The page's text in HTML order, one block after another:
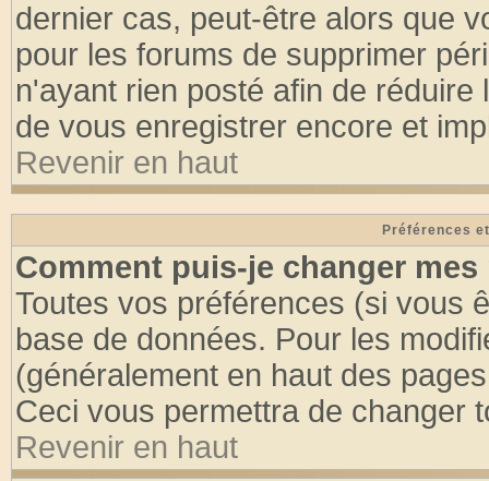
dernier cas, peut-être alors que
pour les forums de supprimer
n'ayant rien posté afin de
de vous enregistrer encore et
Revenir en haut
Préférences
Comment puis-je changer mes
Toutes vos préférences (si vous
base de données. Pour les
(généralement en haut des
Ceci vous permettra de changer
Revenir en haut